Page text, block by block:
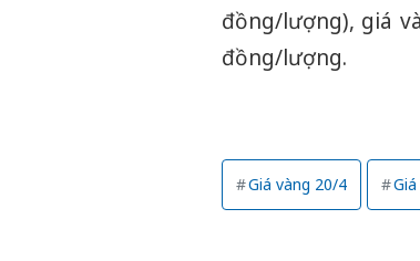
đồng/lượng), giá
đồng/lượng.
Giá vàng 20/4